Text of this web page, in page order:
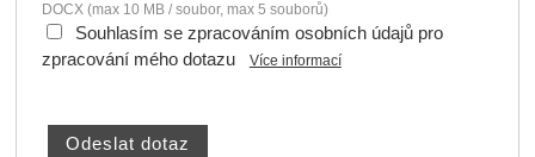
DOCX (max 10 MB / soubor, max 5 souborů)
Souhlasím se zpracováním osobních údajů pro
zpracování mého dotazu
Více informací